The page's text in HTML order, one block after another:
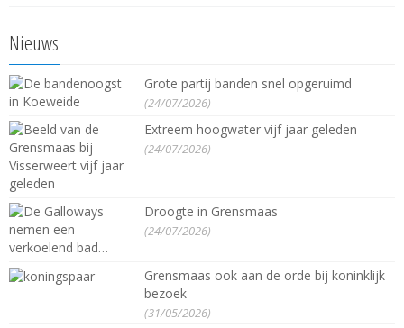
Nieuws
Grote partij banden snel opgeruimd
(24/07/2026)
Extreem hoogwater vijf jaar geleden
(24/07/2026)
Droogte in Grensmaas
(24/07/2026)
Grensmaas ook aan de orde bij koninklijk
bezoek
(31/05/2026)